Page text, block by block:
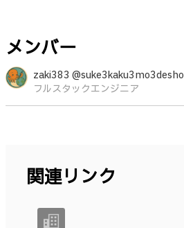
メンバー
zaki383 @suke3kaku3mo3desho
フルスタックエンジニア
関連リンク